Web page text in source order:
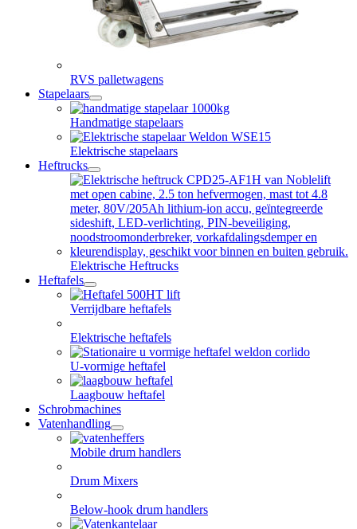
RVS palletwagens
Stapelaars
open
dropdown
menu
Handmatige stapelaars
Elektrische stapelaars
Heftrucks
open
dropdown
menu
Elektrische Heftrucks
Heftafels
open
dropdown
menu
Verrijdbare heftafels
Elektrische heftafels
U-vormige heftafel
Laagbouw heftafel
Schrobmachines
Vatenhandling
open
dropdown
menu
Mobile drum handlers
Drum Mixers
Below-hook drum handlers